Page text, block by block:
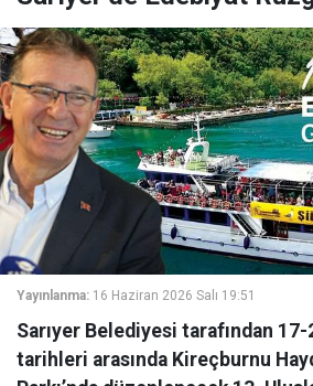
Yayınlanma: 16 Haziran 2026 Salı 19:51
Sarıyer Belediyesi tarafından
tarihleri arasında Kireçburnu